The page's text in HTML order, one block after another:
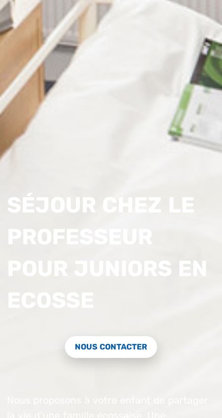
SÉJOUR CHEZ LE
PROFESSEUR
POUR JUNIORS EN
ECOSSE
NOUS CONTACTER